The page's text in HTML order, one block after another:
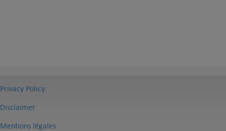
Privacy Policy
Disclaimer
Mentions légales